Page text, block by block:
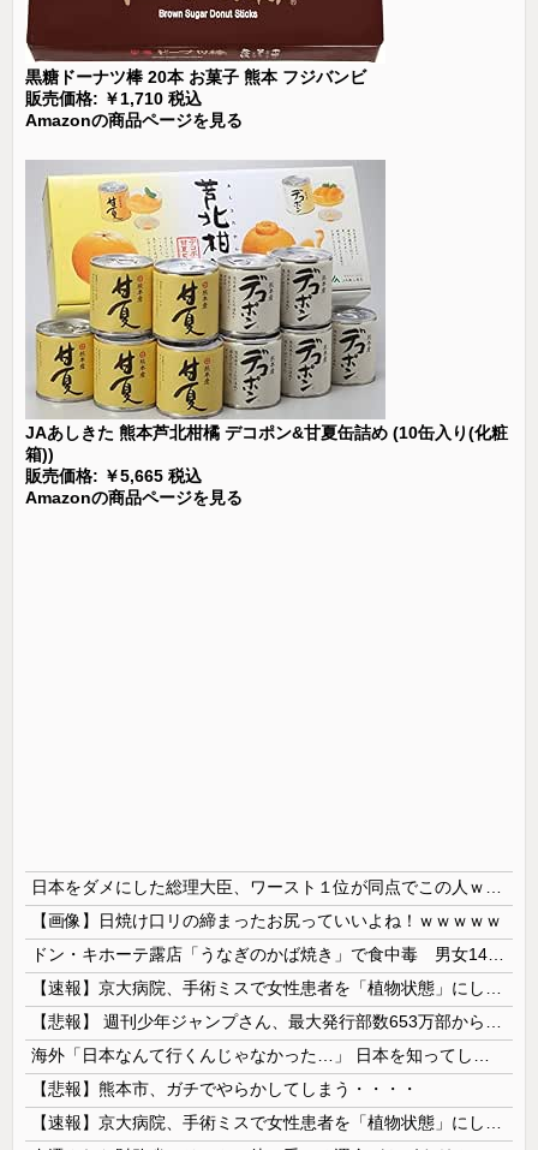
黒糖ドーナツ棒 20本 お菓子 熊本 フジバンビ
販売価格: ￥1,710 税込
Amazonの商品ページを見る
JAあしきた 熊本芦北柑橘 デコポン&甘夏缶詰め (10缶入り(化粧
箱))
販売価格: ￥5,665 税込
Amazonの商品ページを見る
【画像】日焼け口リの締まったお尻っていいよね！ｗｗｗｗｗ
【悲報】熊本市、ガチでやらかしてしまう・・・・